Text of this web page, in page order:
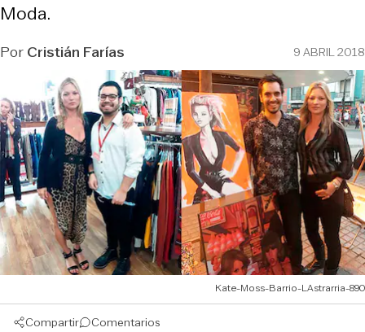
Moda.
PorCristián Farías 9 ABRIL 2018
Kate-Moss-Barrio-LAstrarria-890
Compartir Comentarios